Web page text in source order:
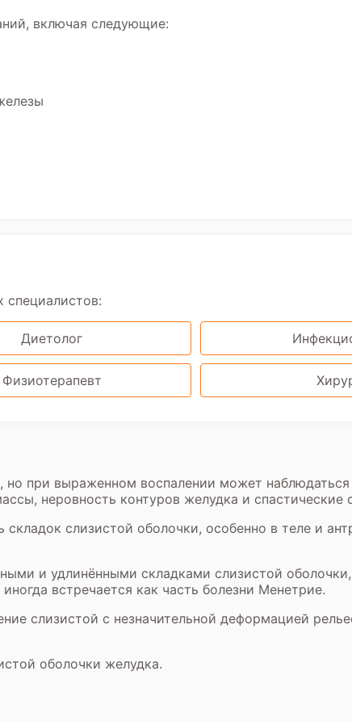
включая следующие:
специалистов:
Диетолог
Физиотерапевт
но при выраженном воспалении может
неровность контуров желудка и спастические
слизистой оболочки, особенно в теле и
и удлинёнными складками слизистой
встречается как часть болезни Менетрие.
слизистой с незначительной деформацией
оболочки желудка.